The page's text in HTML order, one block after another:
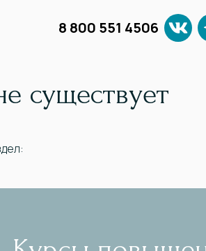
8 800 551 4506
существует